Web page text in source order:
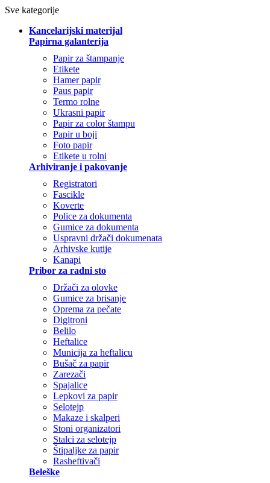
Sve kategorije
Kancelarijski materijal
Papirna galanterija
Papir za štampanje
Etikete
Hamer papir
Paus papir
Termo rolne
Ukrasni papir
Papir za color štampu
Papir u boji
Foto papir
Etikete u rolni
Arhiviranje i pakovanje
Registratori
Fascikle
Koverte
Police za dokumenta
Gumice za dokumenta
Uspravni držači dokumenata
Arhivske kutije
Kanapi
Pribor za radni sto
Držači za olovke
Gumice za brisanje
Oprema za pečate
Digitroni
Belilo
Heftalice
Municija za heftalicu
Bušač za papir
Zarezači
Spajalice
Lepkovi za papir
Selotejp
Makaze i skalperi
Stoni organizatori
Stalci za selotejp
Štipaljke za papir
Rasheftivači
Beleške